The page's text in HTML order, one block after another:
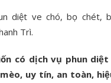
diệt ve chó, bọ chét,
Trì.
có dịch vụ phun
uy tín, an toàn,